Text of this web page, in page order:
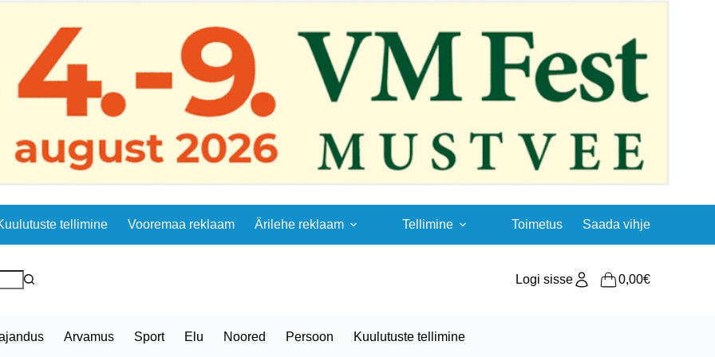
tellimine Vooremaa reklaam Ärilehe reklaam Tellimine Toimetus Saada vihje
Logi sisse
Shopping
0,00€
Arvamus Sport Elu Noored Persoon Kuulutuste tellimine